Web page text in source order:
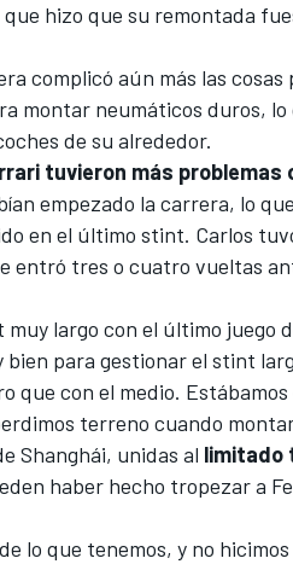
que hizo que su remontada
complicó aún más las cosas
montar neumáticos duros, lo
de su alrededor.
tuvieron más problemas
empezado la carrera, lo
en el último stint. Carlos
entró tres o cuatro vueltas
largo con el último juego
para gestionar el stint
que con el medio.
terreno cuando
Shanghái, unidas al limitado
haber hecho tropezar a
lo que tenemos, y no